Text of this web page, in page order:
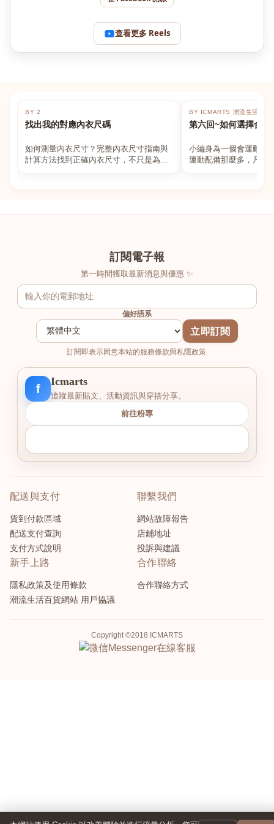
查看更多 Reels
BY 2
找出我的對應內衣尺碼
如何測量內衣尺寸？完整內衣尺寸指南與
計算方法找到正確內衣尺寸，不只是為了
BY ICMARTS 潮流生活百貨
第六回~如何選擇合適
小編身為一個會運動的
運動配備那麼多，凡舉
訂閱電子報
第一時間獲取最新消息與優惠 ✨
偏好語系
立即訂閱
訂閱即表示同意本站的服務條款與私隱政策.
f
Icmarts
追蹤最新貼文、活動資訊與穿搭分享。
前往粉專
配送與支付
貨到付款區域
配送支付查詢
支付方式說明
聯繫我們
網站故障報告
店鋪地址
投訴與建議
新手上路
隱私政策及使用條款
潮流生活百貨網站 用戶協議
合作聯絡
合作聯絡方式
Copyright ©2018 ICMARTS
Messenger在線客服